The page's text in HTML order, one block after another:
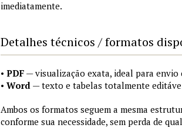
imediatamente.
Detalhes técnicos / formatos
• PDF — visualização exata, ideal para envio
• Word — texto e tabelas totalmente
Ambos os formatos seguem a mesma
conforme sua necessidade, sem perda de